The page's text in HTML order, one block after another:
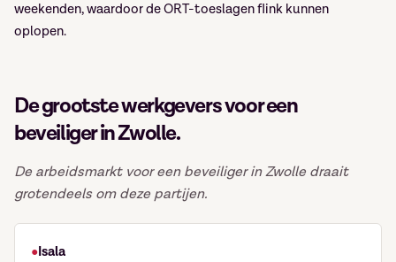
weekenden, waardoor de ORT-toeslagen flink kunnen
oplopen.
De grootste werkgevers voor een
beveiliger in Zwolle.
De arbeidsmarkt voor een beveiliger in Zwolle draait
grotendeels om deze partijen.
Isala